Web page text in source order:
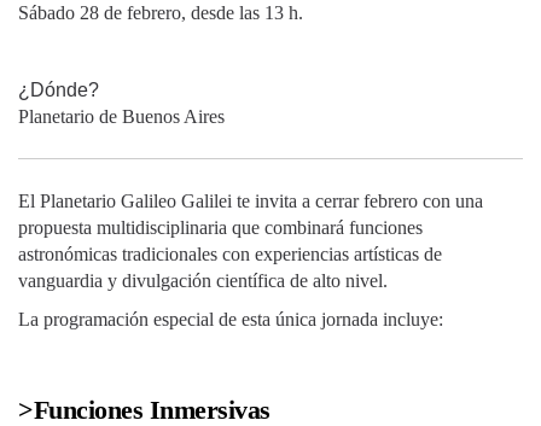
Sábado 28 de febrero, desde las 13 h.
¿Dónde?
Planetario de Buenos Aires
El Planetario Galileo Galilei te invita a cerrar febrero con una
propuesta multidisciplinaria que combinará funciones
astronómicas tradicionales con experiencias artísticas de
vanguardia y divulgación científica de alto nivel.
La programación especial de esta única jornada incluye:
>Funciones Inmersivas